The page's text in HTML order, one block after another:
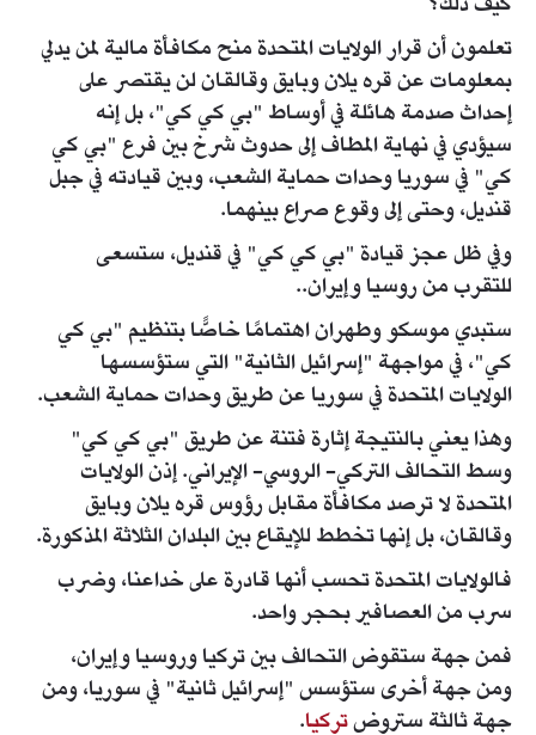
تعلمون أن قرار الولايات المتحدة منح مكافأة مالية لمن يدلي
بمعلومات عن قره يلان وبايق وقالقان لن يقتصر على
إحداث صدمة هائلة في أوساط "بي كي كي"، بل إنه
سيؤدي في نهاية المطاف إلى حدوث شرخ بين فرع "بي كي
كي" في سوريا وحدات حماية الشعب، وبين قيادته في جبل
قنديل، وحتى إلى وقوع صراع بينهما.
وفي ظل عجز قيادة "بي كي كي" في قنديل، ستسعى
للتقرب من روسيا وإيران..
ستبدي موسكو وطهران اهتمامًا خاصًّا بتنظيم "بي كي
كي"، في مواجهة "إسرائيل الثانية" التي ستؤسسها
الولايات المتحدة في سوريا عن طريق وحدات حماية الشعب.
وهذا يعني بالنتيجة إثارة فتنة عن طريق "بي كي كي"
وسط التحالف التركي- الروسي- الإيراني. إذن الولايات
المتحدة لا ترصد مكافأة مقابل رؤوس قره يلان وبايق
وقالقان، بل إنها تخطط للإيقاع بين البلدان الثلاثة المذكورة.
فالولايات المتحدة تحسب أنها قادرة على خداعنا، وضرب
سرب من العصافير بحجر واحد.
فمن جهة ستقوض التحالف بين تركيا وروسيا وإيران،
ومن جهة أخرى ستؤسس "إسرائيل ثانية" في سوريا، ومن
جهة ثالثة ستروضتركيا.